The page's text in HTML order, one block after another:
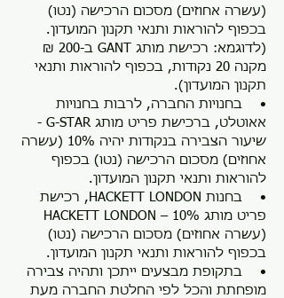
(עשרה אחוזים) מסכום הרכישה (נטו)
בכפוף להוראות ותנאי תקנון המועדון.
(לדוגמא: רכישת מותג GANT ב-200 ₪
מקנה 20 נקודות, בכפוף להוראות ותנאי
תקנון המועדון).
• בחנויות החברה, לרבות בחנויות
אאוטלט, ברכישת פריט מותג G-STAR -
שיעור הצבירה בנקודות יהיה 10% (עשרה
אחוזים) מסכום הרכישה (נטו) בכפוף
להוראות ותנאי תקנון המועדון.
• בחנות HACKETT LONDON, רכישת
פריט מותג HACKETT LONDON – 10%
(עשרה אחוזים) מסכום הרכישה (נטו)
בכפוף להוראות ותנאי תקנון המועדון.
• בתקופת מבצעים ייתכן ותהיה צבירה
מופחתת והכל לפי החלטת החברה מעת